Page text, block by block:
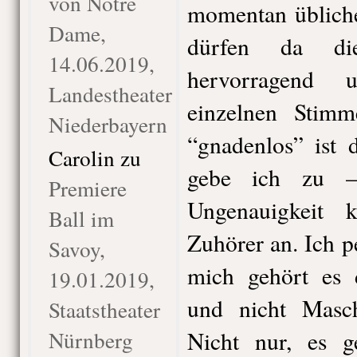
Dame,
14.06.2019,
Landestheater
Niederbayern
Carolin zu
Premiere
Ball im
Savoy,
19.01.2019,
Staatstheater
Nürnberg
momentan
dürfen da
hervorragend
einzelnen
“gnadenlos” ist
gebe ich zu
Ungenauigkeit
Zuhörer an. Ich
mich gehört es
und nicht
Nicht nur, es